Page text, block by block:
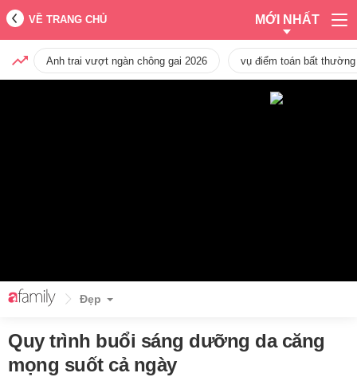
VỀ TRANG CHỦ MỚI NHẤT
Anh trai vượt ngàn chông gai 2026 vụ điểm toán bất
Đẹp
Quy trình buổi sáng dưỡng da căng
mọng suốt cả ngày